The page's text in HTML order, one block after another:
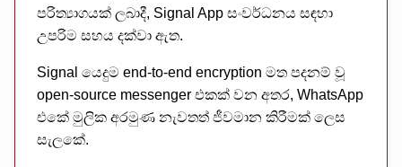
පරිත්‍යාගයක් ලබාදී, Signal App සංවර්ධනය සඳහා
උපරිම සහය දක්වා ඇත.
Signal යෙදුම end-to-end encryption මත පදනම් වූ
open-source messenger එකක් වන අතර, WhatsApp
එකේ මුලික අරමුණ නැවතත් ජීවමාන කිරීමක් ලෙස
සැලකේ.